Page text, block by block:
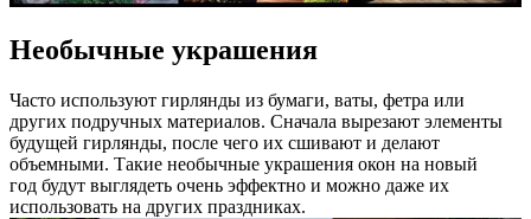
Необычные украшения
Часто используют гирлянды из бумаги, ваты, фетра или
других подручных материалов. Сначала вырезают элементы
будущей гирлянды, после чего их сшивают и делают
объемными. Такие необычные украшения окон на новый
год будут выглядеть очень эффектно и можно даже их
использовать на других праздниках.